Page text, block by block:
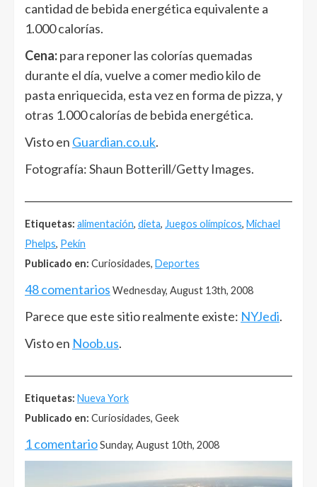
cantidad de bebida energética equivalente a
1.000 calorías.
Cena:para reponer las colorías quemadas
durante el día, vuelve a comer medio kilo de
pasta enriquecida, esta vez en forma de pizza, y
otras 1.000 calorías de bebida energética.
Visto en Guardian.co.uk.
Fotografía: Shaun Botterill/Getty Images.
Etiquetas: alimentación, dieta, Juegos olímpicos, Michael
Phelps, Pekín
Publicado en: Curiosidades, Deportes
48 comentarios Wednesday, August 13th, 2008
Parece que este sitio realmente existe: NYJedi.
Visto en Noob.us.
Etiquetas: Nueva York
Publicado en: Curiosidades, Geek
1 comentarioSunday, August 10th, 2008